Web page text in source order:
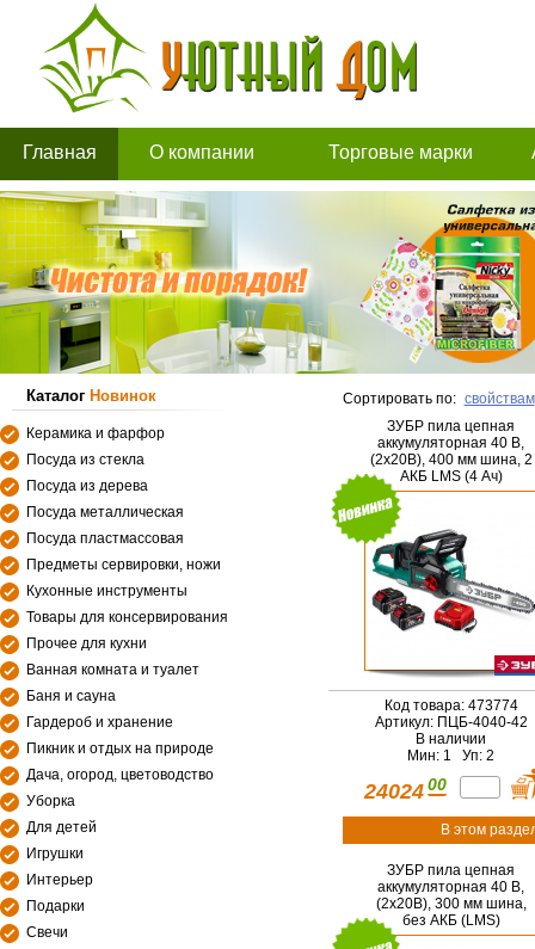
Главная О компании Торговые марки
Каталог Новинок
Керамика и фарфор
Посуда из стекла
Посуда из дерева
Посуда металлическая
Посуда пластмассовая
Предметы сервировки, ножи
Кухонные инструменты
Товары для консервирования
Прочее для кухни
Ванная комната и туалет
Баня и сауна
Гардероб и хранение
Пикник и отдых на природе
Дача, огород, цветоводство
Уборка
Для детей
Игрушки
Интерьер
Подарки
Свечи
Сортировать по: свойствам
ЗУБР пила цепная
аккумуляторная 40 В,
(2x20В), 400 мм шина, 2
АКБ LMS (4 Ач)
(ПЦБ-4040-42)
Код товара: 473774
Артикул: ПЦБ-4040-42
В наличии
Мин: 1 Уп: 2
24024 00
В этом
ЗУБР пила цепная
аккумуляторная 40 В,
(2x20В), 300 мм шина,
без АКБ (LMS)
(ПЦБ-4030)